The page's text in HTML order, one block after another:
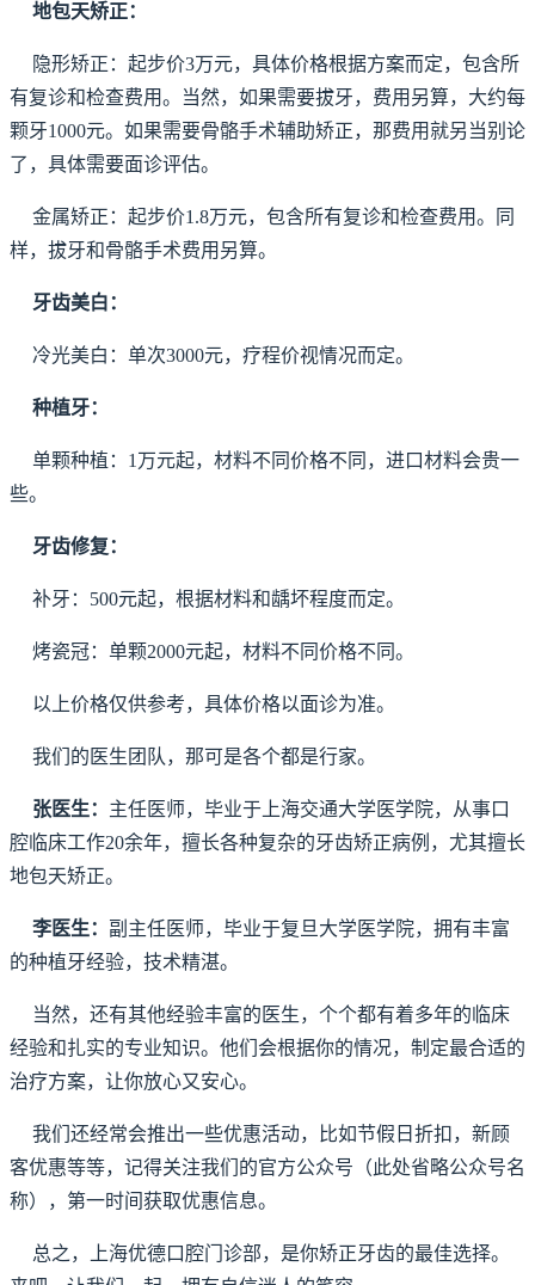
地包天矫正：
隐形矫正：起步价3万元，具体价格根据方案而定，包含所
有复诊和检查费用。当然，如果需要拔牙，费用另算，大约每
颗牙1000元。如果需要骨骼手术辅助矫正，那费用就另当别论
了，具体需要面诊评估。
金属矫正：起步价1.8万元，包含所有复诊和检查费用。同
样，拔牙和骨骼手术费用另算。
牙齿美白：
冷光美白：单次3000元，疗程价视情况而定。
种植牙：
单颗种植：1万元起，材料不同价格不同，进口材料会贵一
些。
牙齿修复：
补牙：500元起，根据材料和龋坏程度而定。
烤瓷冠：单颗2000元起，材料不同价格不同。
以上价格仅供参考，具体价格以面诊为准。
我们的医生团队，那可是各个都是行家。
张医生： 主任医师，毕业于上海交通大学医学院，从事口
腔临床工作20余年，擅长各种复杂的牙齿矫正病例，尤其擅长
地包天矫正。
李医生： 副主任医师，毕业于复旦大学医学院，拥有丰富
的种植牙经验，技术精湛。
当然，还有其他经验丰富的医生，个个都有着多年的临床
经验和扎实的专业知识。他们会根据你的情况，制定最合适的
治疗方案，让你放心又安心。
我们还经常会推出一些优惠活动，比如节假日折扣，新顾
客优惠等等，记得关注我们的官方公众号（此处省略公众号名
称），第一时间获取优惠信息。
总之，上海优德口腔门诊部，是你矫正牙齿的最佳选择。